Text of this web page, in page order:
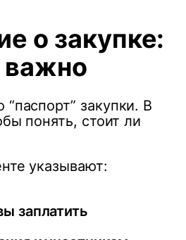
о закупке:
важно
закупки. В
понять, стоит ли
указывают:
заплатить